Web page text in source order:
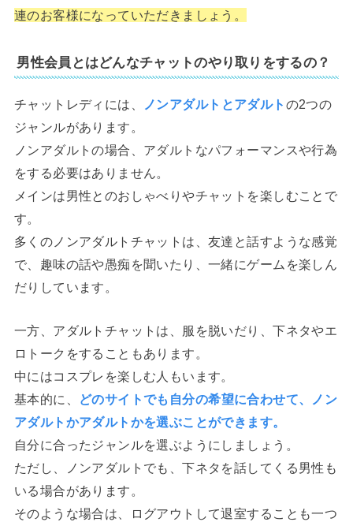
連のお客様になっていただきましょう。
男性会員とはどんなチャットのやり取りをするの？
チャットレディには、 ノンアダルトとアダルト の2つの
ジャンルがあります。
ノンアダルトの場合、アダルトなパフォーマンスや行為
をする必要はありません。
メインは男性とのおしゃべりやチャットを楽しむことで
す。
多くのノンアダルトチャットは、友達と話すような感覚
で、趣味の話や愚痴を聞いたり、一緒にゲームを楽しん
だりしています。
一方、アダルトチャットは、服を脱いだり、下ネタやエ
ロトークをすることもあります。
中にはコスプレを楽しむ人もいます。
基本的に、
どのサイトでも自分の希望に合わせて、ノン
アダルトかアダルトかを選ぶことができます。
自分に合ったジャンルを選ぶようにしましょう。
ただし、ノンアダルトでも、下ネタを話してくる男性も
いる場合があります。
そのような場合は、ログアウトして退室することも一つ